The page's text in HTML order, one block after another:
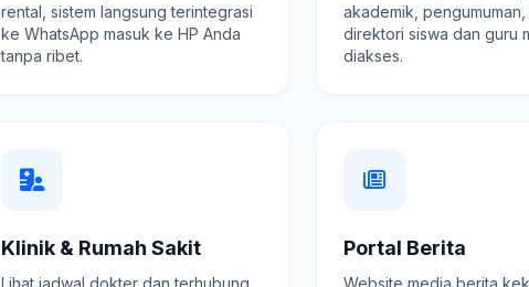
rental, sistem langsung terintegrasi
ke WhatsApp masuk ke HP Anda
tanpa ribet.
akademik, pengumuman,
direktori siswa dan guru
diakses.
Klinik & Rumah Sakit
Lihat jadwal dokter dan terhubung
Portal Berita
Website media berita